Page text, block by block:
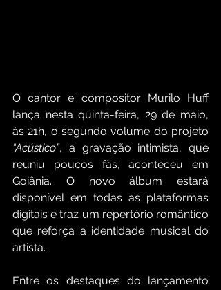
O cantor e compositor Murilo Huff
lança nesta quinta-feira, 29 de maio,
“Acústico”, a gravação intimista, que
reuniu poucos fãs, aconteceu em
Goiânia. O novo álbum estará
disponível em todas as plataformas
digitais e traz um repertório romântico
que reforça a identidade musical do
artista.
Entre os destaques do lançamento